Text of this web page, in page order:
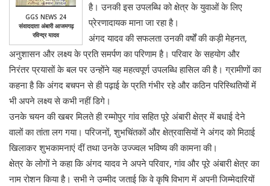
GGS NEWS 24
संवाददाता अंबारी आजमगढ़
रविन्द्र यादव
है। उनकी इस उपलब्धि को क्षेत्र के युवाओं के लिए
प्रेरणादायक माना जा रहा है।
अंगद यादव की सफलता उनकी वर्षों की कड़ी मेहनत,
अनुशासन और लक्ष्य के प्रति समर्पण का परिणाम है। परिवार के सहयोग और
निरंतर प्रयासों के बल पर उन्होंने यह महत्वपूर्ण उपलब्धि हासिल की है। ग्रामीणों का
कहना है कि अंगद बचपन से ही पढ़ाई के प्रति गंभीर रहे और कठिन परिस्थितियों में
भी अपने लक्ष्य से कभी नहीं डिगे।
उनके चयन की खबर मिलते ही रम्मोपुर गांव सहित पूरे अंबारी क्षेत्र में बधाई देने
वालों का तांता लग गया। परिजनों, शुभचिंतकों और क्षेत्रवासियों ने अंगद को मिठाई
खिलाकर शुभकामनाएं दीं तथा उनके उज्ज्वल भविष्य की कामना की।
क्षेत्र के लोगों ने कहा कि अंगद यादव ने अपने परिवार, गांव और पूरे अंबारी क्षेत्र का
नाम रोशन किया है। सभी ने उम्मीद जताई कि वे कृषि विभाग में अपनी जिम्मेदारियों